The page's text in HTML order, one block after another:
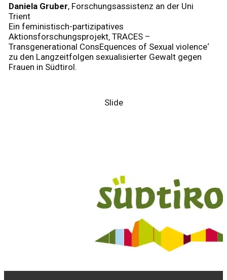
Daniela Gruber, Forschungsassistenz an der Uni
Trient
Ein feministisch-partizipatives
Aktionsforschungsprojekt‚ TRACES –
Transgenerational ConsEquences of Sexual violence‘
zu den Langzeitfolgen sexualisierter Gewalt gegen
Frauen in Südtirol.
Slide